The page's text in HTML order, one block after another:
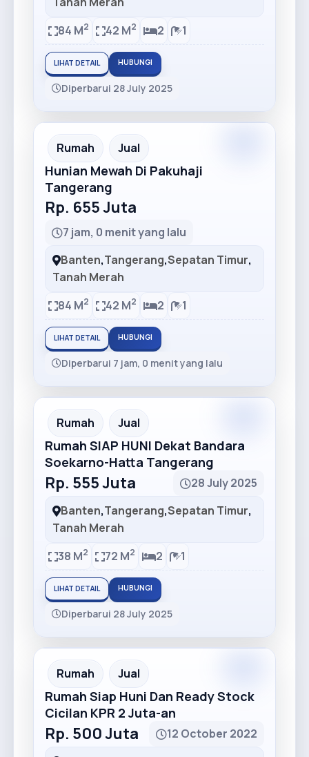
84 M2 42 M2 2 1
LIHAT DETAIL HUBUNGI
Diperbarui 28 July 2025
Recommended
Rumah Jual
Hunian Mewah Di Pakuhaji
Tangerang
Rp. 655 Juta
7 jam, 0 menit yang lalu
Banten,Tangerang,Sepatan Timur,
Tanah Merah
84 M2 42 M2 2 1
LIHAT DETAIL HUBUNGI
Diperbarui 7 jam, 0 menit yang lalu
Recommended
Rumah Jual
Rumah SIAP HUNI Dekat Bandara
Soekarno-Hatta Tangerang
Rp. 555 Juta
28 July 2025
Banten,Tangerang,Sepatan Timur,
Tanah Merah
38 M2 72 M2 2 1
LIHAT DETAIL HUBUNGI
Diperbarui 28 July 2025
Recommended
Rumah Jual
Rumah Siap Huni Dan Ready Stock
Cicilan KPR 2 Juta-an
Rp. 500 Juta
12 October 2022